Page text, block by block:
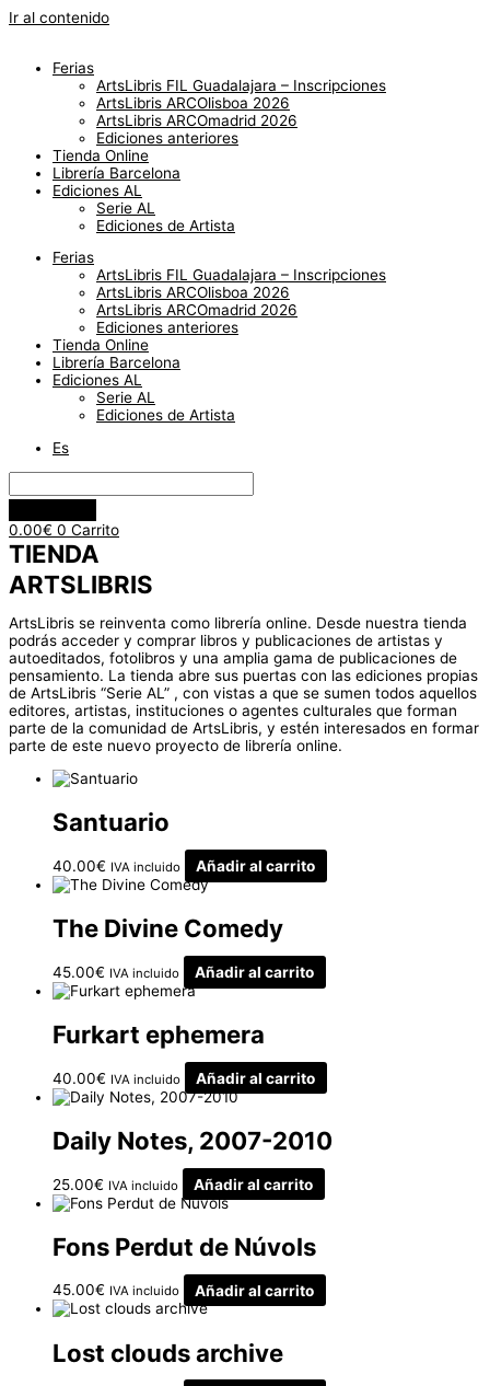
Ir al contenido
Ferias
ArtsLibris FIL Guadalajara – Inscripciones
ArtsLibris ARCOlisboa 2026
ArtsLibris ARCOmadrid 2026
Ediciones anteriores
Tienda Online
Librería Barcelona
Ediciones AL
Serie AL
Ediciones de Artista
Ferias
ArtsLibris FIL Guadalajara – Inscripciones
ArtsLibris ARCOlisboa 2026
ArtsLibris ARCOmadrid 2026
Ediciones anteriores
Tienda Online
Librería Barcelona
Ediciones AL
Serie AL
Ediciones de Artista
Es
0.00€ 0 Carrito
TIENDA
ARTSLIBRIS
ArtsLibris se reinventa como librería online. Desde nuestra tienda
podrás acceder y comprar libros y publicaciones de artistas y
autoeditados, fotolibros y una amplia gama de publicaciones de
pensamiento. La tienda abre sus puertas con las ediciones propias
de ArtsLibris “Serie AL” , con vistas a que se sumen todos aquellos
editores, artistas, instituciones o agentes culturales que forman
parte de la comunidad de ArtsLibris, y estén interesados en formar
parte de este nuevo proyecto de librería online.
Santuario
40.00€ IVA incluido Añadir al carrito
The Divine Comedy
45.00€ IVA incluido Añadir al carrito
Furkart ephemera
40.00€ IVA incluido Añadir al carrito
Daily Notes, 2007-2010
25.00€ IVA incluido Añadir al carrito
Fons Perdut de Núvols
45.00€ IVA incluido Añadir al carrito
Lost clouds archive